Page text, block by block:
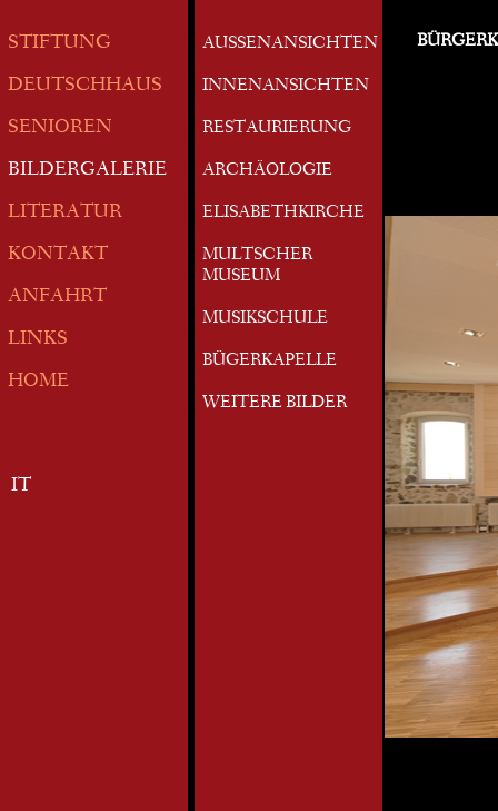
STIFTUNG
DEUTSCHHAUS
SENIOREN
BILDERGALERIE
LITERATUR
KONTAKT
ANFAHRT
LINKS
HOME
IT
AUSSENANSICHTEN
INNENANSICHTEN
RESTAURIERUNG
ARCHÄOLOGIE
ELISABETHKIRCHE
MULTSCHER
MUSEUM
MUSIKSCHULE
BÜGERKAPELLE
WEITERE BILDER